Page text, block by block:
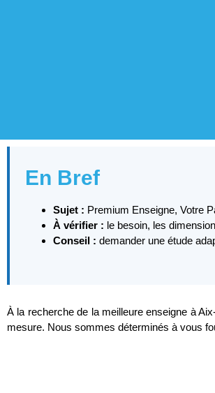
En Bref
Sujet : Premium Enseigne, Votre
À vérifier : le besoin, les
Conseil : demander une étude
À la recherche de la meilleure enseigne à
mesure. Nous sommes déterminés à vous